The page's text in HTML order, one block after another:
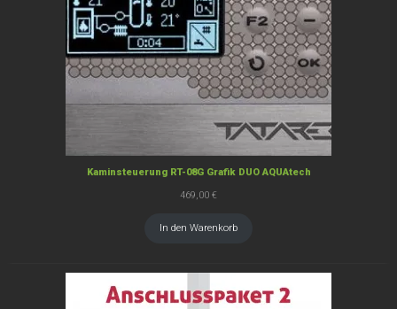
Kaminsteuerung RT-08G Grafik DUO AQUAtech
469,00 €
In den Warenkorb